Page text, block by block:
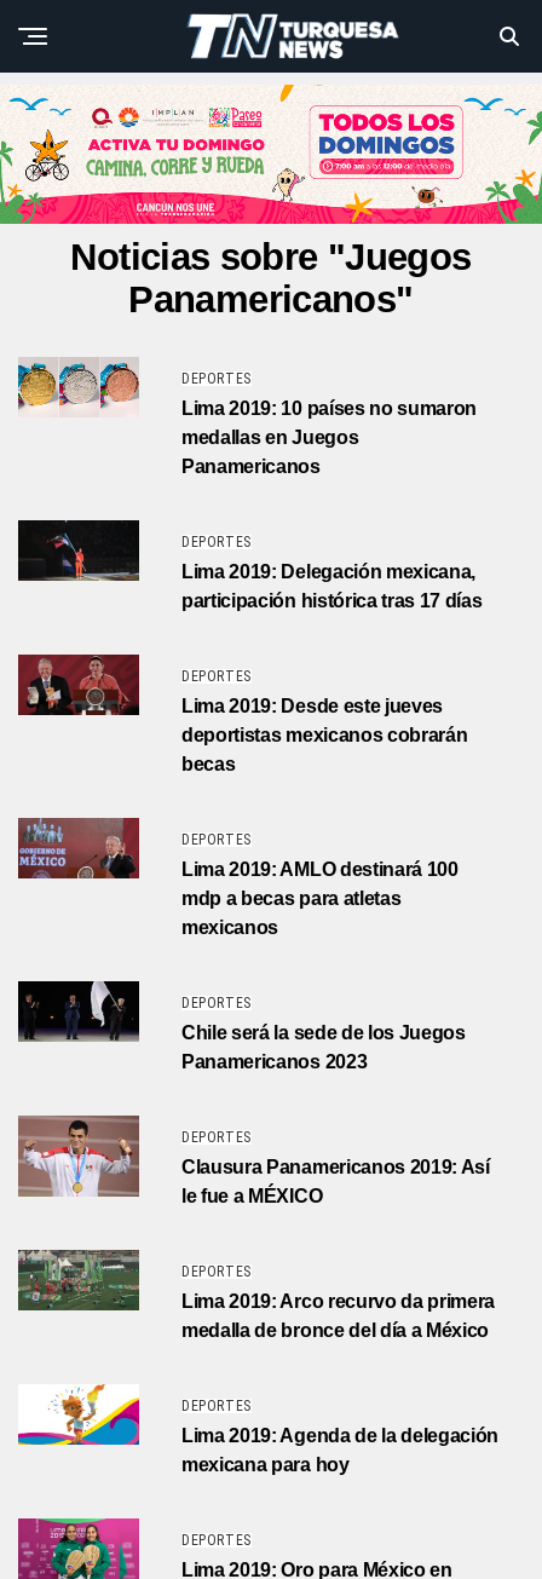
Noticias sobre "Juegos
Panamericanos"
DEPORTES
Lima 2019: 10 países no sumaron
medallas en Juegos
Panamericanos
DEPORTES
Lima 2019: Delegación mexicana,
participación histórica tras 17 días
DEPORTES
Lima 2019: Desde este jueves
deportistas mexicanos cobrarán
becas
DEPORTES
Lima 2019: AMLO destinará 100
mdp a becas para atletas
mexicanos
DEPORTES
Chile será la sede de los Juegos
Panamericanos 2023
DEPORTES
Clausura Panamericanos 2019: Así
le fue a MÉXICO
DEPORTES
Lima 2019: Arco recurvo da primera
medalla de bronce del día a México
DEPORTES
Lima 2019: Agenda de la delegación
mexicana para hoy
DEPORTES
Lima 2019: Oro para México en